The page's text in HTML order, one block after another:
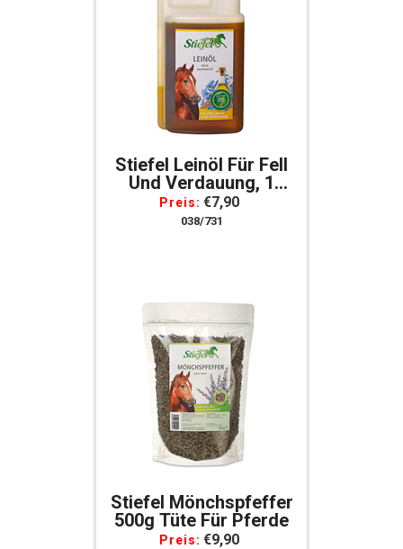
Stiefel Leinöl Für Fell
Und Verdauung, 1
Liter Für Pferde
Preis: €7,90
038/731
Stiefel Mönchspfeffer
500g Tüte Für Pferde
Preis: €9,90